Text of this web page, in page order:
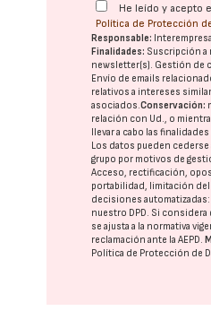
He leído y acepto
Política de Protección
Responsable:
Finalidades: Suscripción a
newsletter(s). Gestión de
Envío de emails
relativos a intereses
asociados.Conservación:
relación con Ud., o
llevar a cabo las
Los datos pueden cederse
grupo por motivos de
Acceso, rectificación,
portabilidad, limitación
decisiones automatizadas:
nuestro DPD. Si considera
se ajusta a la normativa
reclamación ante laAEPD.
Política de Protección de